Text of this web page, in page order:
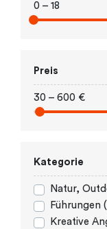
0 – 18
Preis
30 – 600 €
Kategorie
Natur,
Führungen
Kreative